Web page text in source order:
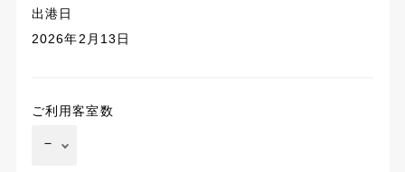
出港日
2026年2月13日
ご利用客室数